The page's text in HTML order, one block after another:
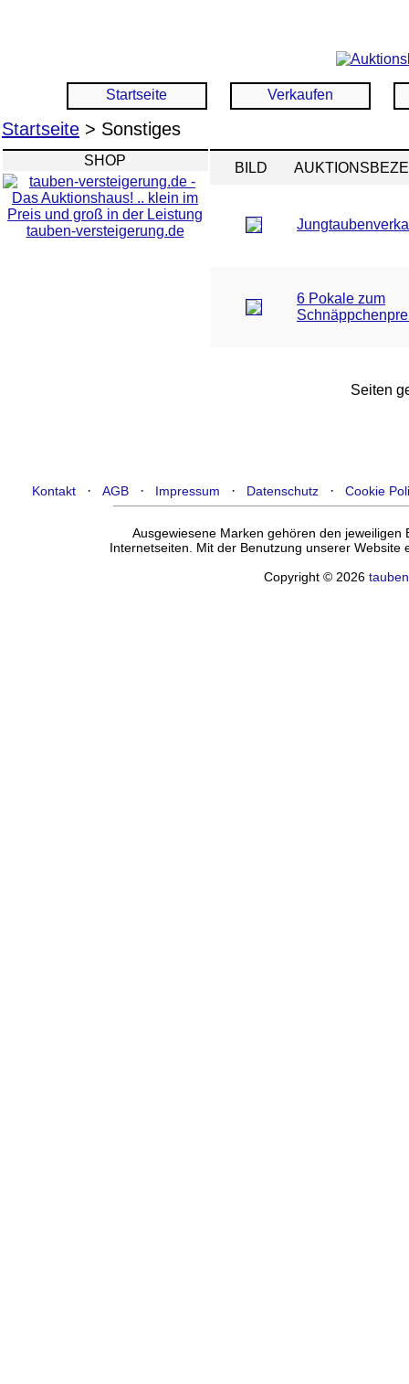
Startseite Verkaufen
Startseite > Sonstiges
SHOP
tauben-versteigerung.de
BILD
6 Pokale zum
Seiten
Kontakt · AGB · Impressum · Datenschutz · Cookie
Ausgewiesene Marken gehören den
Internetseiten. Mit der Benutzung unserer Website
Copyright © 2026